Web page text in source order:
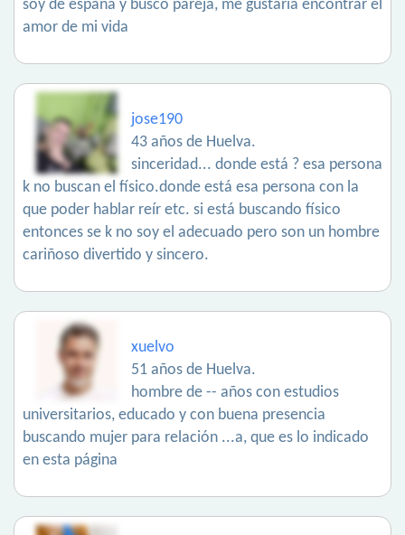
soy de españa y busco pareja, me gustaría encontrar el
amor de mi vida
jose190
43 años de Huelva.
sinceridad... donde está ? esa persona
k no buscan el físico.donde está esa persona con la
que poder hablar reír etc. si está buscando físico
entonces se k no soy el adecuado pero son un hombre
cariñoso divertido y sincero.
xuelvo
51 años de Huelva.
hombre de -- años con estudios
universitarios, educado y con buena presencia
buscando mujer para relación ...a, que es lo indicado
en esta página